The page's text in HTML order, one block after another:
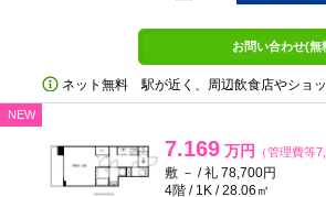
お問い合わせ(無
ネット無料 駅が近く、周辺飲食店やショ
NEW
7.169 万円 （管理費等
敷 － / 礼 78,700円
4階 / 1K / 28.06㎡